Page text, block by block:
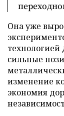
Она уже
сильные
изменение
экономия